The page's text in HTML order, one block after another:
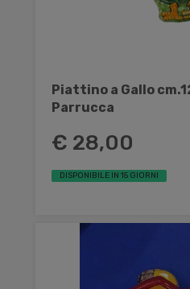
Piattino a Gallo
Parrucca
€ 28,00
DISPONIBILE IN 15 GIORNI